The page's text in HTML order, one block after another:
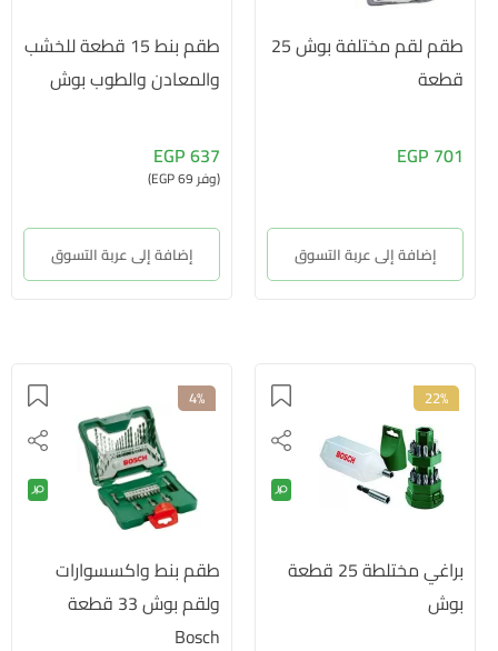
طقم لقم مختلفة بوش 25
قطعة
701 EGP
إضافة إلى عربة التسوق
طقم بنط 15 قطعة للخشب
والمعادن والطوب بوش
637 EGP
(وفر 69 EGP)
إضافة إلى عربة التسوق
22%
براغي مختلطة 25 قطعة
بوش
4%
طقم بنط واكسسوارات
ولقم بوش 33 قطعة
Bosch